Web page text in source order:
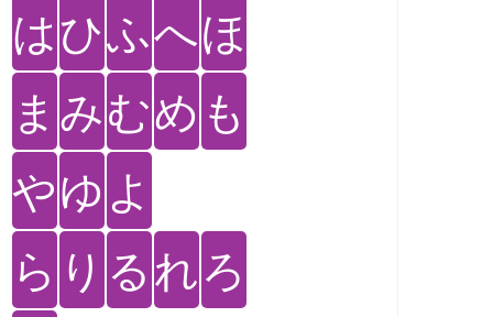
はひふへほ
ま みむめ も
やゆ よ
ら り るれろ